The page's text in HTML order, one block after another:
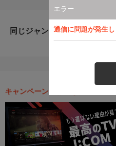
エラー
通信に問題が発生
同じジャンルのおすすめ番組
キャンペーン・お得な情報